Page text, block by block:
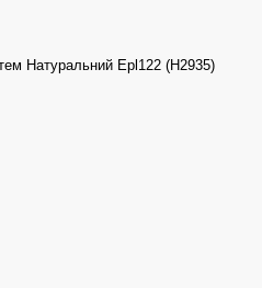
Натуральний Epl122 (H2935)